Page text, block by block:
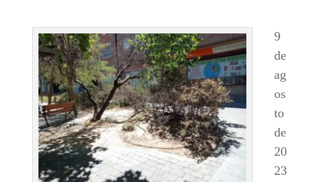
9
de
ag
os
to
de
20
23